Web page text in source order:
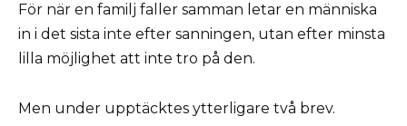
För när en familj faller samman letar en människa
in i det sista inte efter sanningen, utan efter minsta
lilla möjlighet att inte tro på den.
Men under upptäcktes ytterligare två brev.